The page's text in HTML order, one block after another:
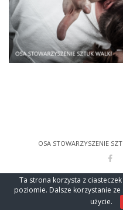
OSA STOWARZYSZENIE
Ta strona korzysta z
poziomie. Dalsze korzystanie
użycie.